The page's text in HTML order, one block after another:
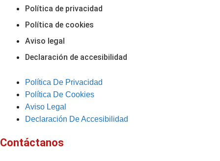
Política de privacidad
Política de cookies
Aviso legal
Declaración de accesibilidad
Política De Privacidad
Política De Cookies
Aviso Legal
Declaración De Accesibilidad
Contáctanos